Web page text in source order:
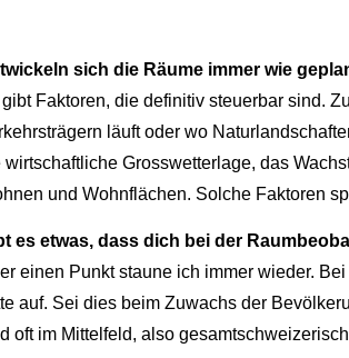
sich die Räume immer wie
gibt Faktoren, die definitiv steuerbar sind.
läuft oder wo
wirtschaftliche Grosswetterlage, das
und Wohnflächen. Solche Faktoren
es etwas, dass dich bei der
einen Punkt staune ich immer wieder.
auf. Sei dies beim Zuwachs der
oft im Mittelfeld, also